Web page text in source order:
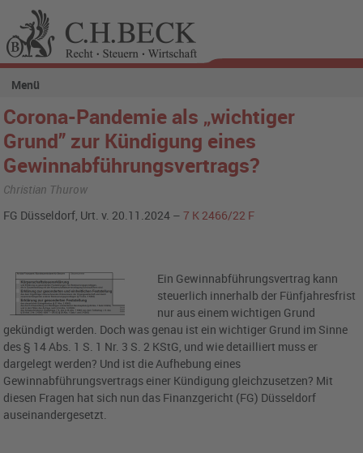
Menü
Corona-Pandemie als „wichtiger
Grund” zur Kündigung eines
Gewinnabführungsvertrags?
Christian Thurow
FG Düsseldorf, Urt. v. 20.11.2024 –7 K 2466/22 F
Ein Gewinnabführungsvertrag kann
steuerlich innerhalb der Fünfjahresfrist
nur aus einem wichtigen Grund
gekündigt werden. Doch was genau ist ein wichtiger Grund im Sinne
des § 14 Abs. 1 S. 1 Nr. 3 S. 2 KStG, und wie detailliert muss er
dargelegt werden? Und ist die Aufhebung eines
Gewinnabführungsvertrags einer Kündigung gleichzusetzen? Mit
diesen Fragen hat sich nun das Finanzgericht (FG) Düsseldorf
auseinandergesetzt.